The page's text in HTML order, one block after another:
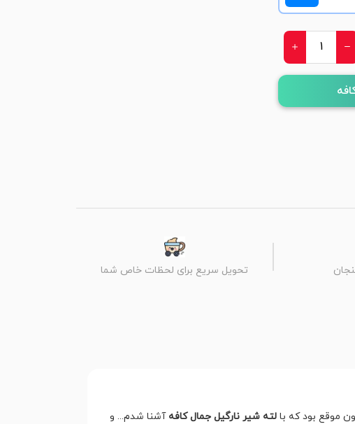
تحویل سریع برای لحظات خاص شما
موقع بود که با لته شیر نارگیل جمال کافه آشنا شدم... و